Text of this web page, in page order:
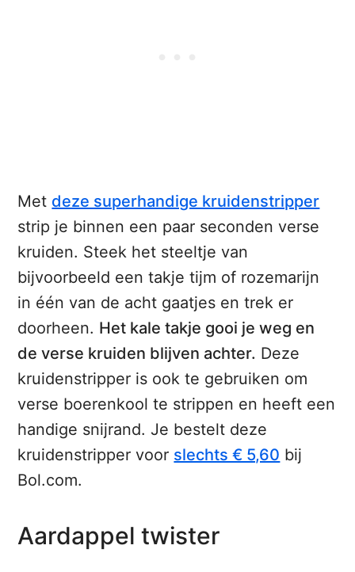
Met deze superhandige kruidenstripper
strip je binnen een paar seconden verse
kruiden. Steek het steeltje van
bijvoorbeeld een takje tijm of rozemarijn
in één van de acht gaatjes en trek er
doorheen. Het kale takje gooi je weg en
de verse kruiden blijven achter. Deze
kruidenstripper is ook te gebruiken om
verse boerenkool te strippen en heeft een
handige snijrand. Je bestelt deze
kruidenstripper voor slechts € 5,60 bij
Bol.com.
Aardappel twister